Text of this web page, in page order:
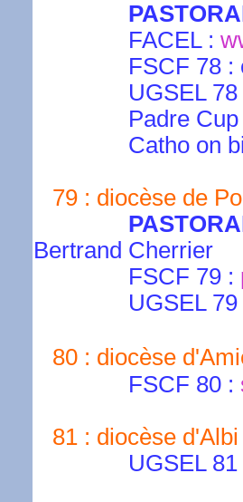
FACEL :
FSCF 78 :
UGSEL 78
Padre Cup
Catho on
79 : diocèse de
Bertrand Cherrier
FSCF 79 :
UGSEL 79 :
80 : diocèse
FSCF 80 :
81 : diocèse
UGSEL 81 :